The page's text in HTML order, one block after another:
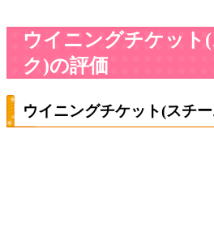
ウイニングチケット
ク)の評価
ウイニングチケット(スチ